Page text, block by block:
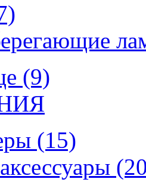
(9)
(15)